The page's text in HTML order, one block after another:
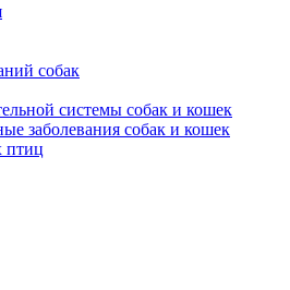
собак
системы собак и кошек
заболевания собак и кошек
птиц